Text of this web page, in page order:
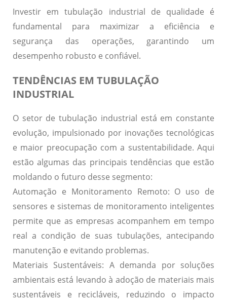
Investir em tubulação industrial de qualidade é
fundamental para maximizar a eficiência e
segurança das operações, garantindo um
desempenho robusto e confiável.
TENDÊNCIAS EM TUBULAÇÃO
INDUSTRIAL
O setor de tubulação industrial está em constante
evolução, impulsionado por inovações tecnológicas
e maior preocupação com a sustentabilidade. Aqui
estão algumas das principais tendências que estão
moldando o futuro desse segmento:
Automação e Monitoramento Remoto: O uso de
sensores e sistemas de monitoramento inteligentes
permite que as empresas acompanhem em tempo
real a condição de suas tubulações, antecipando
manutenção e evitando problemas.
Materiais Sustentáveis: A demanda por soluções
ambientais está levando à adoção de materiais mais
sustentáveis e recicláveis, reduzindo o impacto